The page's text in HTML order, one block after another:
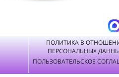
ПОЛИТИКА В
ПЕРСОНАЛЬНЫХ
ПОЛЬЗОВАТЕЛЬСКОЕ